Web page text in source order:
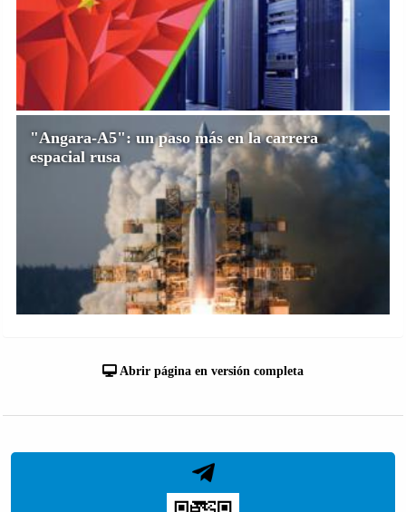
"Angara-A5": un paso más en la carrera
espacial rusa
Abrir página en versión completa